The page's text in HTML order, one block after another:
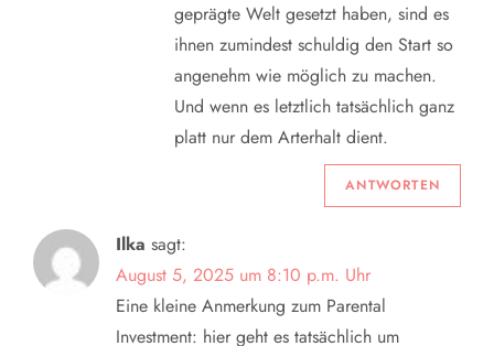
geprägte Welt gesetzt haben, sind es
ihnen zumindest schuldig den Start so
angenehm wie möglich zu machen.
Und wenn es letztlich tatsächlich ganz
platt nur dem Arterhalt dient.
ANTWORTEN
Ilka sagt:
August 5, 2025 um 8:10 p.m. Uhr
Eine kleine Anmerkung zum Parental
Investment: hier geht es tatsächlich um